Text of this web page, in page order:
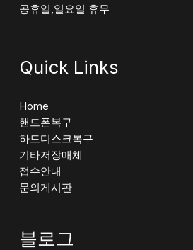
공휴일,일요일 휴무
Quick Links
Home
핸드폰복구
하드디스크복구
기타저장매체
접수안내
문의게시판
블로그